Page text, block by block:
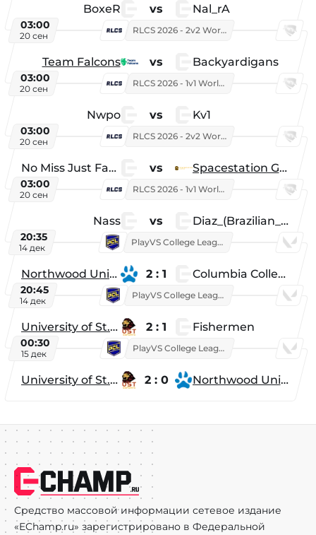
BoxeR vs Nal_rA
03:00
20 сен
RLCS 2026 - 2v2 World Championship
Team Falcons vs Backyardigans
03:00
20 сен
RLCS 2026 - 1v1 World Championship
Nwpo vs Kv1
03:00
20 сен
RLCS 2026 - 2v2 World Championship
No Miss Just Fake vs Spacestation Gaming
03:00
20 сен
RLCS 2026 - 1v1 World Championship
Nass vs Diaz_(Brazilian_Player)
20:35
14 дек
PlayVS College League 2025: Fall
Northwood University 2 : 1 Columbia College
20:45
14 дек
PlayVS College League 2025: Fall
University of St. Thomas 2 : 1 Fishermen
00:30
15 дек
PlayVS College League 2025: Fall
University of St. Thomas 2 : 0 Northwood University
Средство массовой информации сетевое издание
«EChamp.ru» зарегистрировано в Федеральной